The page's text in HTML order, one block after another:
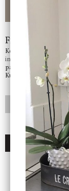
-ligt Tack
Frågor?
Kontakta oss på
info@jbhome.se
Vi
på mail så fort vi kan.
Kundtjänst telefontid
LÄGG I
DU
ENDAST 1 ST